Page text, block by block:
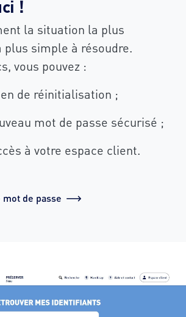
!
la situation la plus
simple à résoudre.
vous pouvez :
de réinitialisation ;
mot de passe sécurisé ;
à votre espace client.
de passe